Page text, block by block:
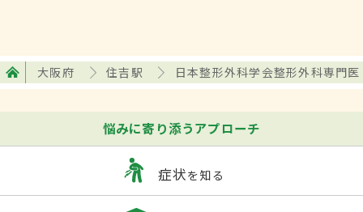
大阪府 住吉駅 日本整形外科学会整形外科専門医
悩みに寄り添うアプローチ
症状を知る